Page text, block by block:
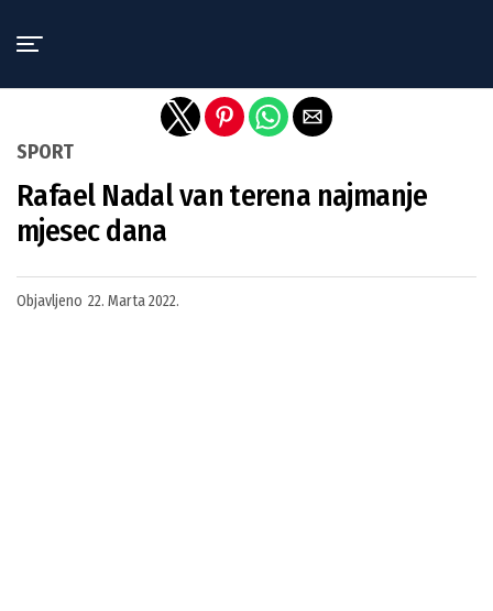
SPORT
Rafael Nadal van terena najmanje
mjesec dana
Objavljeno 22. Marta 2022.